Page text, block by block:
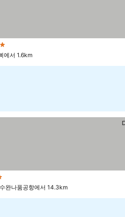
에서 1.6km
완나품공항에서 14.3km